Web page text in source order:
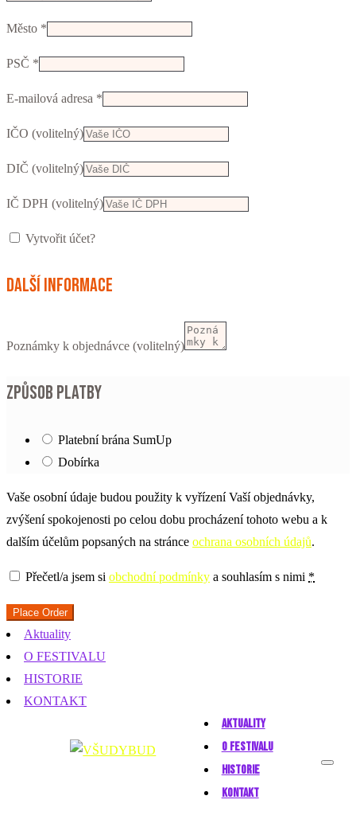
vchodu,
firma,
Město *
PSČ *
E-mailová adresa *
IČO (volitelný)
DIČ (volitelný)
IČ DPH (volitelný)
Vytvořit účet?
Další informace
Poznámky k objednávce (volitelný)
Způsob platby
Platební brána SumUp
Dobírka
Vaše osobní údaje budou použity k vyřízení Vaší objednávky,
zvýšení spokojenosti po celou dobu procházení tohoto webu a k
dalším účelům popsaných na stránce ochrana osobních údajů.
Přečetl/a jsem si obchodní podmínky a souhlasím s nimi *
Place Order
Aktuality
O FESTIVALU
HISTORIE
KONTAKT
AKTUALITY
O FESTIVALU
HISTORIE
KONTAKT